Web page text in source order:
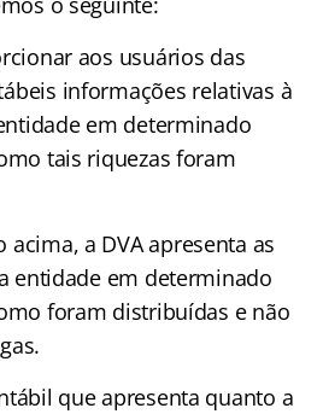
aos usuários das
informações relativas à
em determinado
tais riquezas foram
a DVA apresenta as
entidade em determinado
foram distribuídas e não
que apresenta quanto a